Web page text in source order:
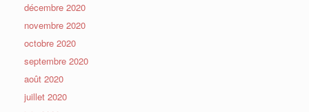
décembre 2020
novembre 2020
octobre 2020
septembre 2020
août 2020
juillet 2020